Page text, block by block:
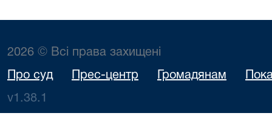
2026 © Всі права захищені
Про суд Прес-центр Громадянам
v1.38.1